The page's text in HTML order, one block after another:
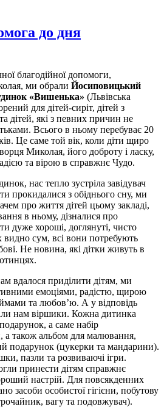
до дня
благодійної допомоги,
ми обрали Йосиповицький
«Вишенька» (Львівська
для дітей-сиріт, дітей з
дітей, які з певних причин не
Всього в ньому перебуває 20
Це саме той вік, коли діти щиро
Миколая, його доброту і ласку,
та вірою в справжнє Чудо.
нас тепло зустріла завідувач
прокидалися з обіднього сну, ми
про життя дітей цьому закладі,
в ньому, дізналися про
дуже хороші, доглянуті, чисто
видно сум, всі вони потребують
Не новина, які дітки живуть в
вдалося приділити дітям, ми
емоціями, радістю, щирою
та любов’ю. А у відповідь
нам віршики. Кожна дитинка
а саме набір
також альбом для малювання,
подарунок (цукерки та мандарини).
пазли та розвиваючі ігри.
принести дітям справжнє
настрій. Для повсякденних
засоби особистої гігієни, побутову
вагу та подовжувач).